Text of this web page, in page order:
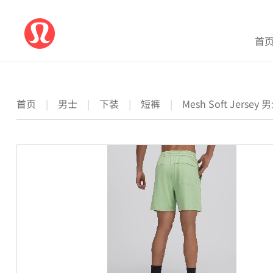
首
首页 | 男士 | 下装 | 短裤 | Mesh Soft Jersey